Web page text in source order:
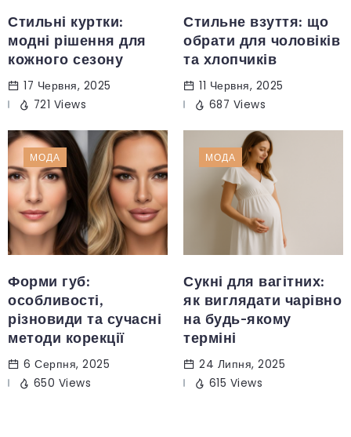
Стильні куртки:
модні рішення для
кожного сезону
17 Червня, 2025
721 Views
Стильне взуття: що
обрати для чоловіків
та хлопчиків
11 Червня, 2025
687 Views
МОДА
Форми губ:
особливості,
різновиди та сучасні
методи корекції
6 Серпня, 2025
650 Views
МОДА
Сукні для вагітних:
як виглядати чарівно
на будь-якому
терміні
24 Липня, 2025
615 Views